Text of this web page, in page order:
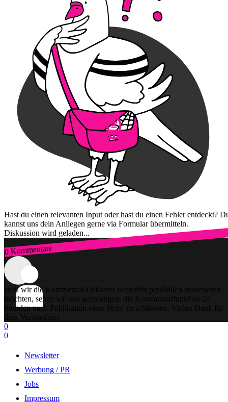
Hast du einen relevanten Input oder hast du einen Fehler entdeckt?
kannst uns dein Anliegen gerne via Formular übermitteln.
Diskussion wird geladen...
0 Kommentare
Zum Login
Weil wir die Kommentar-Debatten weiterhin persönlich moderieren
möchten, sehen wir uns gezwungen, die Kommentarfunktion 24
Stunden nach Publikation einer Story zu schliessen. Vielen Dank für
dein Verständnis!
0
0
Newsletter
Werbung / PR
Jobs
Impressum